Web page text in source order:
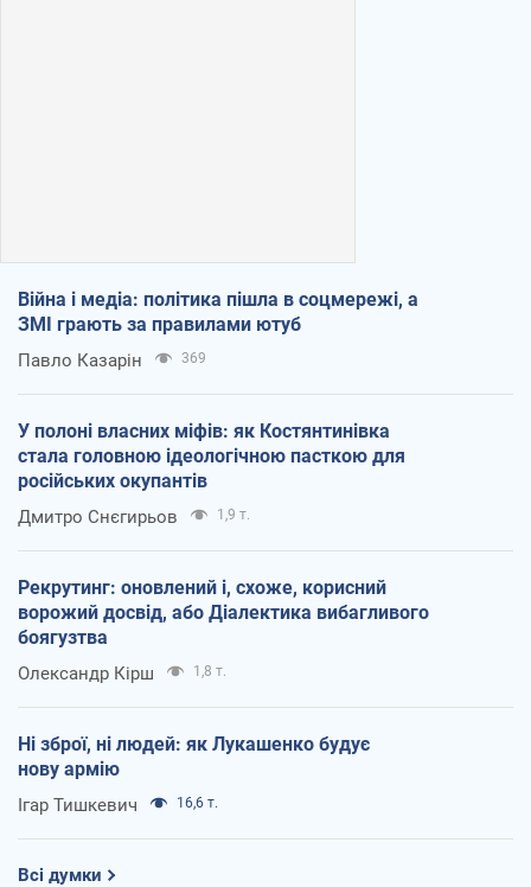
Війна і медіа: політика пішла в соцмережі, а
ЗМІ грають за правилами ютуб
Павло Казарін 369
У полоні власних міфів: як Костянтинівка
стала головною ідеологічною пасткою для
російських окупантів
Дмитро Снєгирьов 1,9 т.
Рекрутинг: оновлений і, схоже, корисний
ворожий досвід, або Діалектика вибагливого
боягузтва
Олександр Кірш 1,8 т.
Ні зброї, ні людей: як Лукашенко будує
нову армію
Ігар Тишкевич 16,6 т.
Всі думки